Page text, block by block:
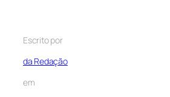
Escrito por
da Redação
em